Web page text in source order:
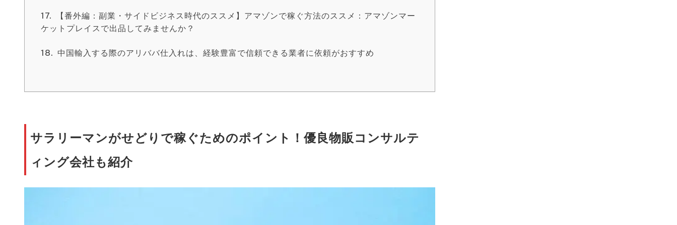
【番外編：副業・サイドビジネス時代のススメ】アマゾンで稼ぐ方法のススメ：アマゾンマー
ケットプレイスで出品してみませんか？
中国輸入する際のアリババ仕入れは、経験豊富で信頼できる業者に依頼がおすすめ
サラリーマンがせどりで稼ぐためのポイント！優良物販コンサルテ
ィング会社も紹介